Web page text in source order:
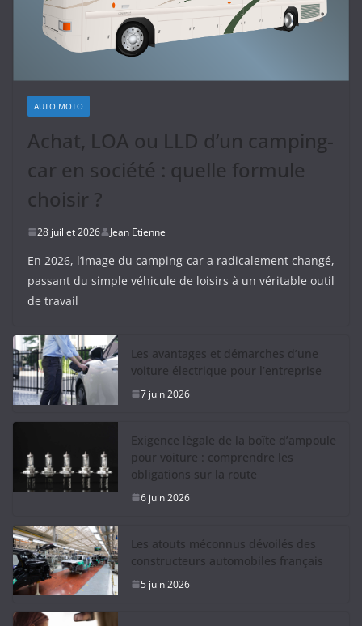
AUTO MOTO
Achat, LOA ou LLD d’un camping-
car en société : quelle formule
choisir ?
28 juillet 2026 Jean Etienne
En 2026, l’image du camping-car a radicalement changé,
passant du simple véhicule de loisirs à un véritable outil
de travail
Les avantages et démarches d’une
voiture électrique pour l’entreprise
7 juin 2026
Exigence légale de la boîte d’ampoule
pour voiture : comprendre les
obligations sur la route
6 juin 2026
Les atouts méconnus dévoilés des
constructeurs automobiles français
5 juin 2026